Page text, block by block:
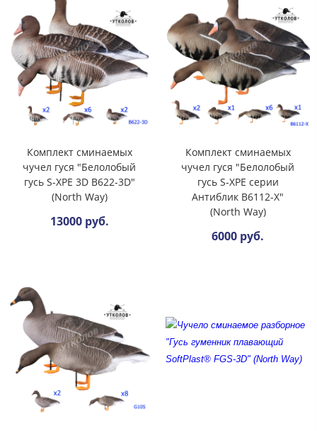
Комплект сминаемых
чучел гуся "Белолобый
гусь S-ХРЕ 3D B622-3D"
(North Way)
13000 руб.
Комплект сминаемых
чучел гуся "Белолобый
гусь S-ХРЕ серии
Антиблик B6112-X"
(North Way)
6000 руб.